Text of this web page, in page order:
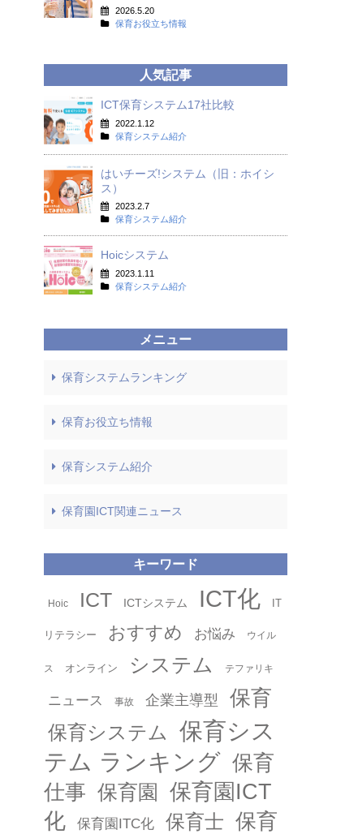
2026.5.20
保育お役立ち情報
人気記事
ICT保育システム17社比較
2022.1.12
保育システム紹介
はいチーズ!システム（旧：ホイシ
ス）
2023.2.7
保育システム紹介
Hoicシステム
2023.1.11
保育システム紹介
メニュー
保育システムランキング
保育お役立ち情報
保育システム紹介
保育園ICT関連ニュース
キーワード
Hoic ICT ICTシステム ICT化 IT
リテラシー おすすめ お悩み ウイル
ス オンライン システム テファリキ
ニュース 事故 企業主導型 保育
保育システム
保育シス
テム ランキング 保育
仕事 保育園
保育園ICT
化
保育園ITC化 保育士 保育